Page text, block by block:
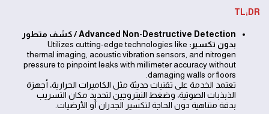
TL;DR
Advanced Non-Destructive Detection / كشف متطور
بدون تكسير: Utilizes cutting-edge technologies like
thermal imaging, acoustic vibration sensors, and nitrogen
pressure to pinpoint leaks with millimeter accuracy without
damaging walls or floors.
تعتمد الخدمة على تقنيات حديثة مثل الكاميرات الحرارية، أجهزة
الذبذبات الصوتية، وضغط النيتروجين لتحديد مكان التسريب
بدقة متناهية دون الحاجة لتكسير الجدران أو الأرضيات.